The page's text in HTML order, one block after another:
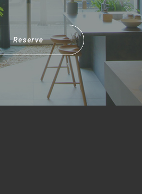
Reserve